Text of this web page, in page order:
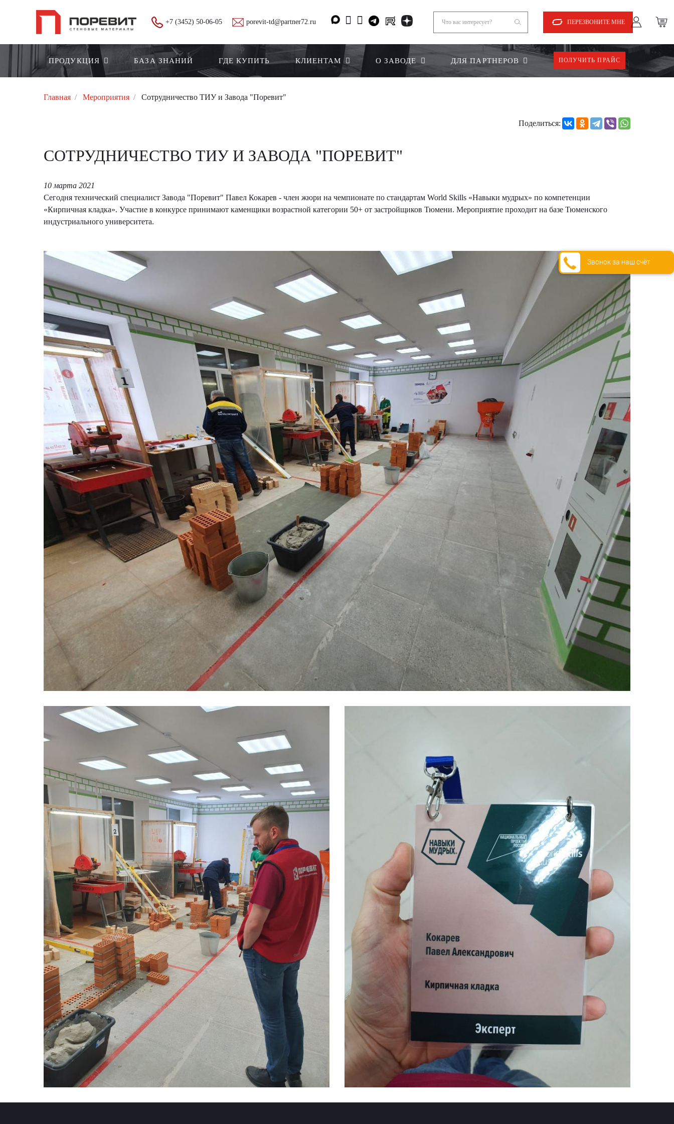
+7 (3452) 50-06-05 porevit-td@partner72.ru ПЕРЕЗВОНИТЕ МНЕ
ПРОДУКЦИЯ БАЗА ЗНАНИЙ ГДЕ КУПИТЬ КЛИЕНТАМ О ЗАВОДЕ ДЛЯ ПАРТНЕРОВ ПОЛУЧИТЬ ПРАЙС
Главная Мероприятия Сотрудничество ТИУ и Завода "Поревит"
Поделиться:
СОТРУДНИЧЕСТВО ТИУ И ЗАВОДА "ПОРЕВИТ"
10 марта 2021
Сегодня технический специалист Завода "Поревит" Павел Кокарев - член жюри на чемпионате по стандартам World Skills «Навыки мудрых» по компетенции
«Кирпичная кладка». Участие в конкурсе принимают каменщики возрастной категории 50+ от застройщиков Тюмени. Мероприятие проходит на базе Тюменского
индустриального университета.
Звонок за наш счёт